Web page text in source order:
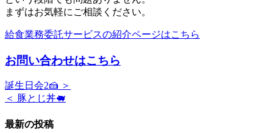
まずはお気軽にご相談ください。
給食業務委託サービスの紹介ページはこちら
お問い合わせはこちら
誕生日会2🍰 ＞
＜ 豚とじ丼🐖
最新の投稿